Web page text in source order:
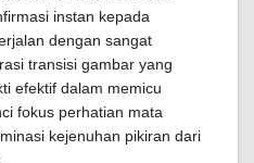
instan kepada
dengan sangat
transisi gambar yang
efektif dalam memicu
fokus perhatian mata
kejenuhan pikiran dari